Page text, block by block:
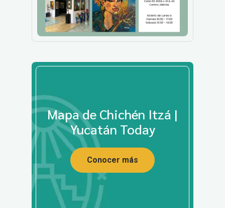
Mapa de Chichén Itzá |
Yucatán Today
Conocer más